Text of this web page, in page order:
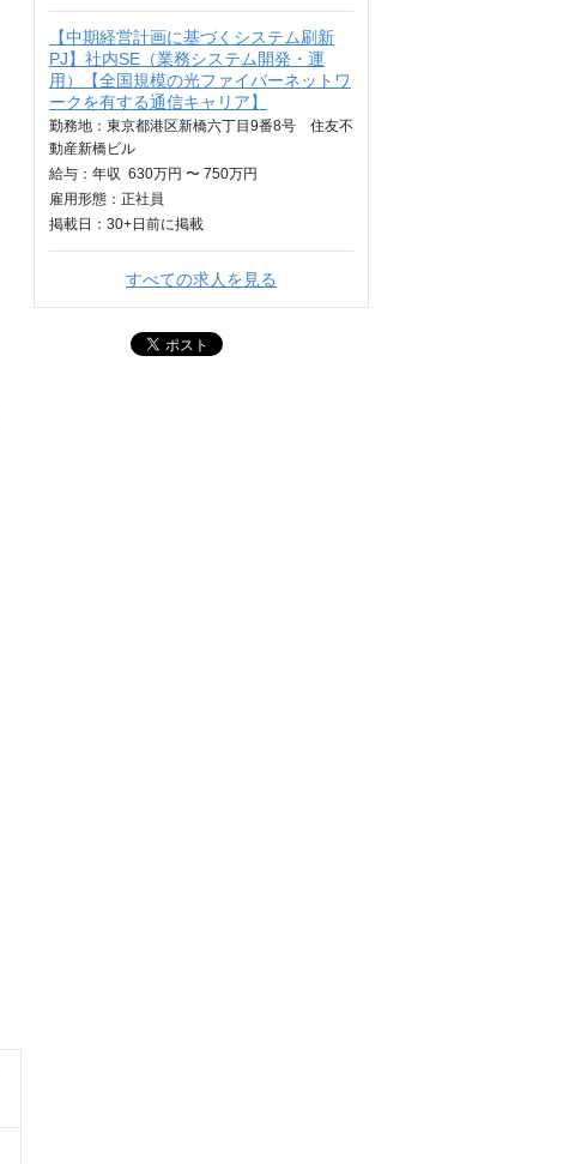
【中期経営計画に基づくシステム刷新
PJ】社内SE（業務システム開発・運
用）【全国規模の光ファイバーネットワ
ークを有する通信キャリア】
勤務地：東京都港区新橋六丁目9番8号 住友不
動産新橋ビル
給与： 年収 630万円 〜 750万円
雇用形態：正社員
掲載日： 30+日 前に掲載
すべての求人を見る